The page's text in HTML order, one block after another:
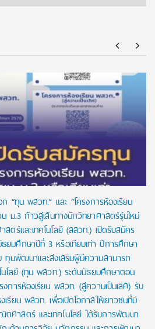
“ทุน พสวท.” และ “โครงการห้องเรียน
ม.3 ก้าวสู่เส้นทางนักวิทยาศาสตร์รุ่นใหม่
ตร์และเทคโนโลยี (สสวท.) เปิดรับสมัคร
ยมศึกษาปีที่ 3 หรือเทียบเท่า ปีการศึกษา
ทุนพัฒนาและส่งเสริมผู้มีความสามารถ
นโลยี (ทุน พสวท.) ระดับมัธยมศึกษาตอน
การห้องเรียน พสวท. (สู่ความเป็นเลิศ) รับ
รียน พสวท. เพื่อเปิดโอกาสให้เยาวชนที่มี
าสตร์ และเทคโนโลยี ได้รับการพัฒนา